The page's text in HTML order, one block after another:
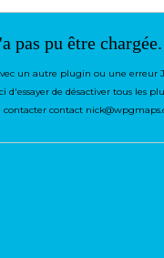
pas pu être chargée.
un autre plugin ou une erreur
de désactiver tous les
contacter contact